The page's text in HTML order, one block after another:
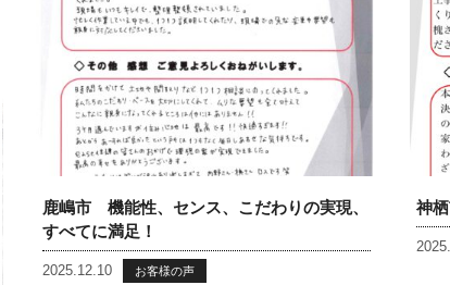
鹿嶋市 機能性、センス、こだわりの実現、
すべてに満足！
2025.12.10 お客様の声
神